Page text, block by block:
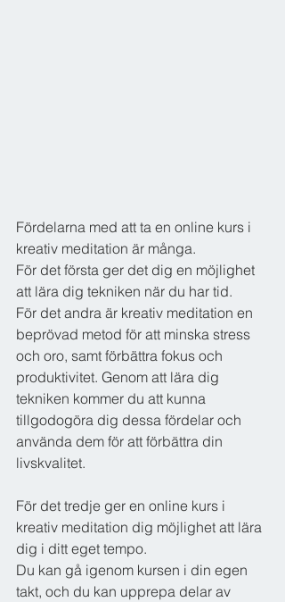
Fördelarna med att ta en online kurs i
kreativ meditation är många.
För det första ger det dig en möjlighet
att lära dig tekniken när du har tid.
För det andra är kreativ meditation en
beprövad metod för att minska stress
och oro, samt förbättra fokus och
produktivitet. Genom att lära dig
tekniken kommer du att kunna
tillgodogöra dig dessa fördelar och
använda dem för att förbättra din
livskvalitet.
För det tredje ger en online kurs i
kreativ meditation dig möjlighet att lära
dig i ditt eget tempo.
Du kan gå igenom kursen i din egen
takt, och du kan upprepa delar av